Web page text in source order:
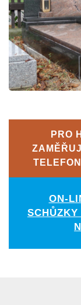
PRO
ON-